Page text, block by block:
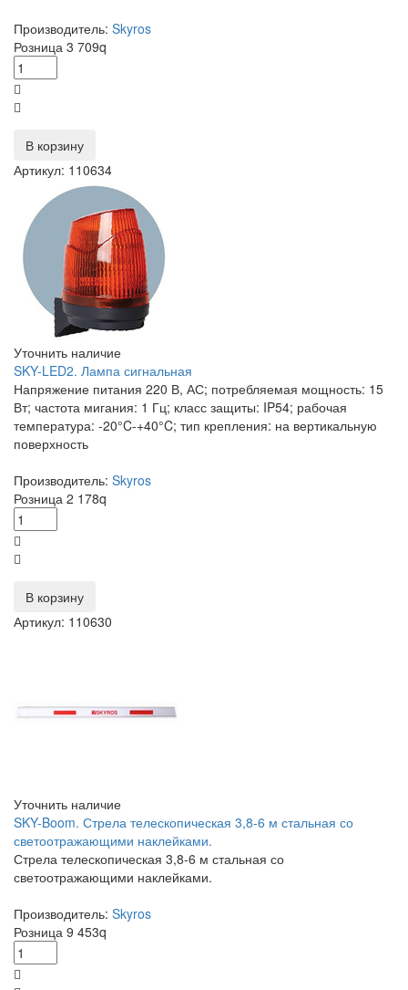
Производитель: Skyros
Розница 3 709q
В корзину
Артикул: 110634
Уточнить наличие
SKY-LED2. Лампа сигнальная
Напряжение питания 220 В, АС; потребляемая мощность: 15
Вт; частота мигания: 1 Гц; класс защиты: IP54; рабочая
температура: -20°C-+40°C; тип крепления: на вертикальную
поверхность
Производитель: Skyros
Розница 2 178q
В корзину
Артикул: 110630
Уточнить наличие
SKY-Boom. Стрела телескопическая 3,8-6 м стальная со
светоотражающими наклейками.
Стрела телескопическая 3,8-6 м стальная со
светоотражающими наклейками.
Производитель: Skyros
Розница 9 453q